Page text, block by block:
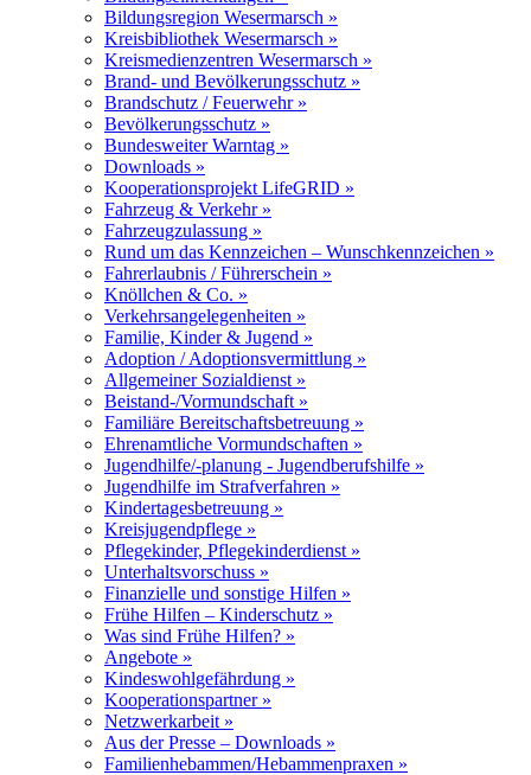
Bildungsregion Wesermarsch »
Kreisbibliothek Wesermarsch »
Kreismedienzentren Wesermarsch »
Brand- und Bevölkerungsschutz »
Brandschutz / Feuerwehr »
Bevölkerungsschutz »
Bundesweiter Warntag »
Downloads »
Kooperationsprojekt LifeGRID »
Fahrzeug & Verkehr »
Fahrzeugzulassung »
Rund um das Kennzeichen – Wunschkennzeichen »
Fahrerlaubnis / Führerschein »
Knöllchen & Co. »
Verkehrsangelegenheiten »
Familie, Kinder & Jugend »
Adoption / Adoptionsvermittlung »
Allgemeiner Sozialdienst »
Beistand-/Vormundschaft »
Familiäre Bereitschaftsbetreuung »
Ehrenamtliche Vormundschaften »
Jugendhilfe/-planung - Jugendberufshilfe »
Jugendhilfe im Strafverfahren »
Kindertagesbetreuung »
Kreisjugendpflege »
Pflegekinder, Pflegekinderdienst »
Unterhaltsvorschuss »
Finanzielle und sonstige Hilfen »
Frühe Hilfen – Kinderschutz »
Was sind Frühe Hilfen? »
Angebote »
Kindeswohlgefährdung »
Kooperationspartner »
Netzwerkarbeit »
Aus der Presse – Downloads »
Familienhebammen/Hebammenpraxen »